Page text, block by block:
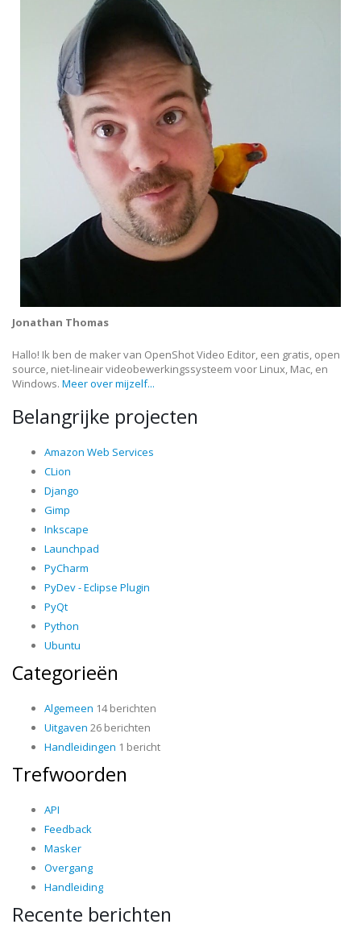
Jonathan Thomas
Hallo! Ik ben de maker van OpenShot Video Editor, een gratis, open
source, niet-lineair videobewerkingssysteem voor Linux, Mac, en
Windows. Meer over mijzelf...
Belangrijke projecten
Amazon Web Services
CLion
Django
Gimp
Inkscape
Launchpad
PyCharm
PyDev - Eclipse Plugin
PyQt
Python
Ubuntu
Categorieën
Algemeen 14 berichten
Uitgaven 26 berichten
Handleidingen 1 bericht
Trefwoorden
API
Feedback
Masker
Overgang
Handleiding
Recente berichten